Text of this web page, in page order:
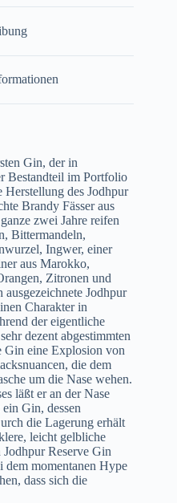
Gin, der in
Bestandteil im Portfolio
des Jodhpur
Brandy Fässer aus
zwei Jahre reifen
Bittermandeln,
Ingwer, einer
aus Marokko,
Zitronen und
Jodhpur
Charakter in
der eigentliche
dezent abgestimmten
Gin eine Explosion von
die dem
um die Nase wehen.
läßt er an der Nase
Gin, dessen
die Lagerung erhält
leicht gelbliche
Reserve Gin
dem momentanen Hype
dass sich die